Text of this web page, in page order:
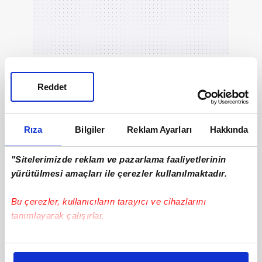
Rıza Bilgiler Reklam Ayarları Hakkında
"Sitelerimizde reklam ve pazarlama faaliyetlerinin
yürütülmesi amaçları ile çerezler kullanılmaktadır.
Bu çerezler, kullanıcıların tarayıcı ve cihazlarını
tanımlayarak çalışırlar.
Bu çerezlere izin vermeniz halinde sizlere özel
Reddet
Türkiyeile Yunanistan arasındaki devam eden
Fransa Dışişleri Bakanı Jean-Noel Barrot'nun